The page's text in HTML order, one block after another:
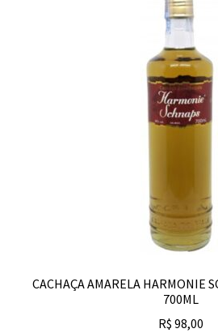
CACHAÇA AMARELA HARMONIE
700ML
R$ 98,00